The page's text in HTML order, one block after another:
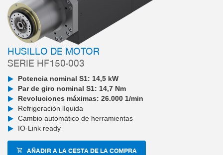
HUSILLO DE MOTOR
SERIE HF150-003
Potencia nominal S1: 14,5 kW
Par de giro nominal S1: 14,7 Nm
Revoluciones máximas: 26.000 1/min
Refrigeración líquida
Cambio automático de herramientas
IO-Link ready
AÑADIR A LA CESTA DE LA COMPRA